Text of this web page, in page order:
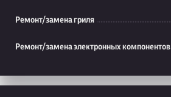
Ремонт/замена гриля
Ремонт/замена электронных компонентов